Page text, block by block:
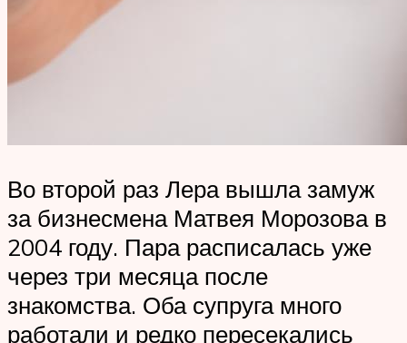
Во второй раз Лера вышла замуж
за бизнесмена Матвея Морозова в
2004 году. Пара расписалась уже
через три месяца после
знакомства. Оба супруга много
работали и редко пересекались